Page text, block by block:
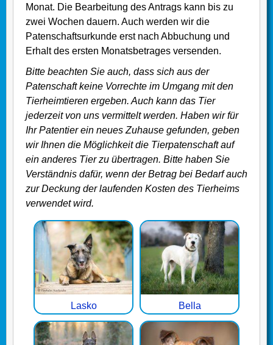
Monat. Die Bearbeitung des Antrags kann bis zu
zwei Wochen dauern. Auch werden wir die
Patenschaftsurkunde erst nach Abbuchung und
Erhalt des ersten Monatsbetrages versenden.
Bitte beachten Sie auch, dass sich aus der
Patenschaft keine Vorrechte im Umgang mit den
Tierheimtieren ergeben. Auch kann das Tier
jederzeit von uns vermittelt werden. Haben wir für
Ihr Patentier ein neues Zuhause gefunden, geben
wir Ihnen die Möglichkeit die Tierpatenschaft auf
ein anderes Tier zu übertragen. Bitte haben Sie
Verständnis dafür, wenn der Betrag bei Bedarf auch
zur Deckung der laufenden Kosten des Tierheims
verwendet wird.
Lasko Bella